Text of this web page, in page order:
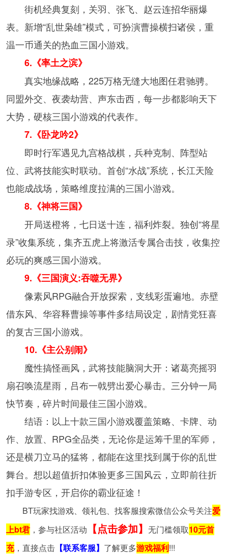
街机经典复刻，关羽、张飞、赵云连招华丽爆
表。新增“乱世枭雄”模式，可扮演曹操横扫诸侯，重
温一币通关的热血三国小游戏。
6.《率土之滨》
真实地缘战略，225万格无缝大地图任君驰骋。
同盟外交、夜袭劫营、声东击西，每一步都影响天下
大势，硬核三国小游戏的代表作。
7.《卧龙吟2》
即时行军遇见九宫格战棋，兵种克制、阵型站
位、武将技能实时联动。首创“水战”系统，长江天险
也能成战场，策略维度拉满的三国小游戏。
8.《神将三国》
开局送橙将，七日送十连，福利炸裂。独创“将星
录”收集系统，集齐五虎上将激活专属合击技，收集控
必玩的爽感三国小游戏。
9.《三国演义:吞噬无界》
像素风RPG融合开放探索，支线彩蛋遍地。赤壁
借东风、华容释曹操等事件多结局设定，剧情党狂喜
的复古三国小游戏。
10.《主公别闹》
魔性搞怪画风，武将技能脑洞大开：诸葛亮摇羽
扇召唤流星雨，吕布一戟劈出爱心暴击。三分钟一局
快节奏，碎片时间最佳三国小游戏。
结语：以上十款三国小游戏覆盖策略、卡牌、动
作、放置、RPG全品类，无论你是运筹千里的军师，
还是横刀立马的猛将，都能在这里找到属于你的乱世
舞台。想以超值折扣体验更多三国风云，立即前往折
扣手游专区 ，开启你的霸业征途！
BT玩家找游戏、领礼包、找客服搜索微信公众号关注爱
上bt君，参与社区活动 【点击参加】 无门槛领取10元首
充，直接点击【联系客服】 了解更多游戏福利!!!